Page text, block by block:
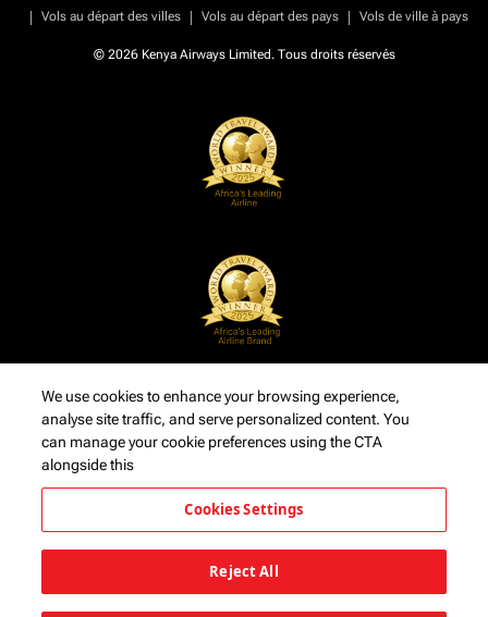
|
Vols au départ des villes | Vols au départ des pays | Vols de ville à pays
© 2026 Kenya Airways Limited. Tous droits réservés
We use cookies to enhance your browsing experience,
analyse site traffic, and serve personalized content. You
can manage your cookie preferences using the CTA
alongside this
Cookies Settings
Reject All